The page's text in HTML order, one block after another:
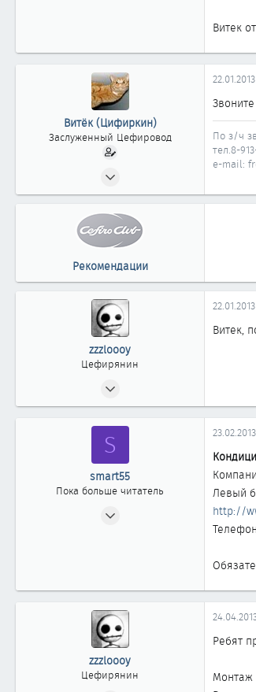
Витек
Витёк (Цифиркин)
Заслуженный Цефировод
1 161
22.01.2013
По з/ч
тел.8-
e-mail:
Рекомендации
zzzloooy
Цефирянин
333
22.01.2013
Витек,
S
smart55
Пока больше читатель
23.02.2013
Левый
http://
zzzloooy
Цефирянин
Ребят
Монтаж